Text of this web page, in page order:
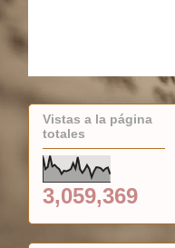
Vistas a la página
totales
3,059,369